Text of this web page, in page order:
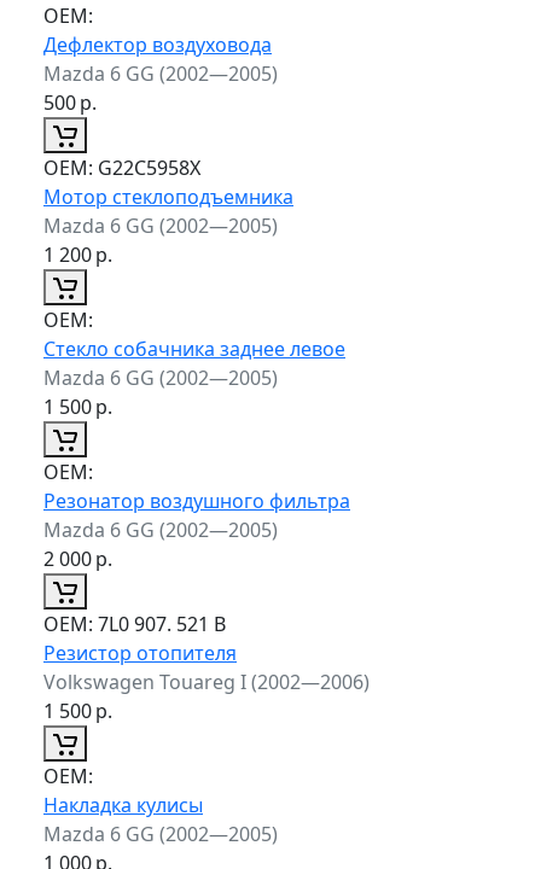
ОЕМ:
Дефлектор воздуховода
Mazda 6 GG (2002—2005)
500р.
ОЕМ: G22C5958X
Мотор стеклоподъемника
Mazda 6 GG (2002—2005)
1 200р.
ОЕМ:
Стекло собачника заднее левое
Mazda 6 GG (2002—2005)
1 500р.
ОЕМ:
Резонатор воздушного фильтра
Mazda 6 GG (2002—2005)
2 000р.
ОЕМ: 7L0 907. 521 B
Резистор отопителя
Volkswagen Touareg I (2002—2006)
1 500р.
ОЕМ:
Накладка кулисы
Mazda 6 GG (2002—2005)
1 000р.